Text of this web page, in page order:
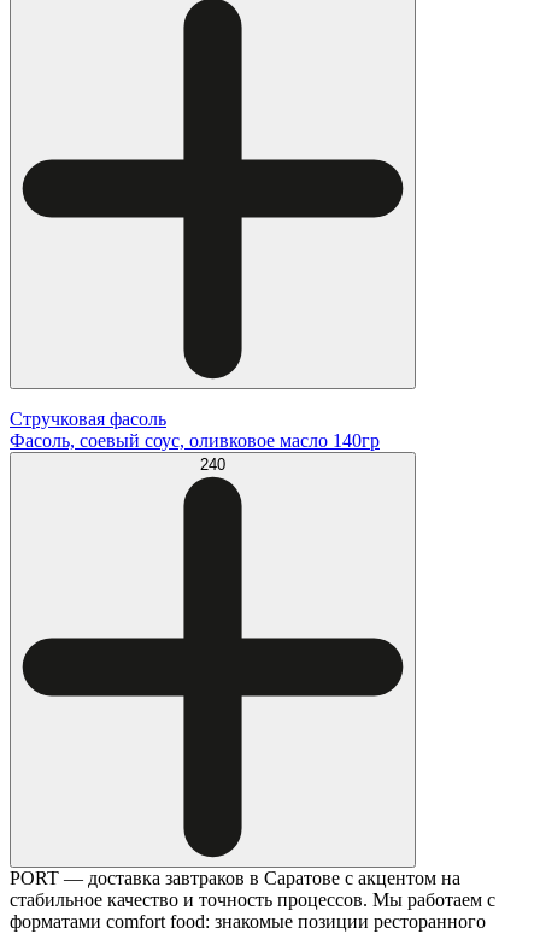
Стручковая фасоль
Фасоль, соевый соус, оливковое масло 140гр
240
PORT — доставка завтраков в Саратове с акцентом на
стабильное качество и точность процессов. Мы работаем с
форматами comfort food: знакомые позиции ресторанного